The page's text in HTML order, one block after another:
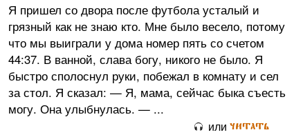
Я пришел со двора после футбола усталый и
грязный как не знаю кто. Мне было весело, потому
что мы выиграли у дома номер пять со счетом
44:37. В ванной, слава богу, никого не было. Я
быстро сполоснул руки, побежал в комнату и сел
за стол. Я сказал: — Я, мама, сейчас быка съесть
могу. Она улыбнулась. — ...
или читать